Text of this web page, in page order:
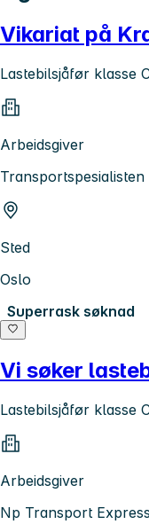
Vikariat på
Lastebilsjåfør klasse
Arbeidsgiver
Transportspesialisten
Sted
Oslo
Superrask søknad
Vi søker
Lastebilsjåfør klasse
Arbeidsgiver
Np Transport